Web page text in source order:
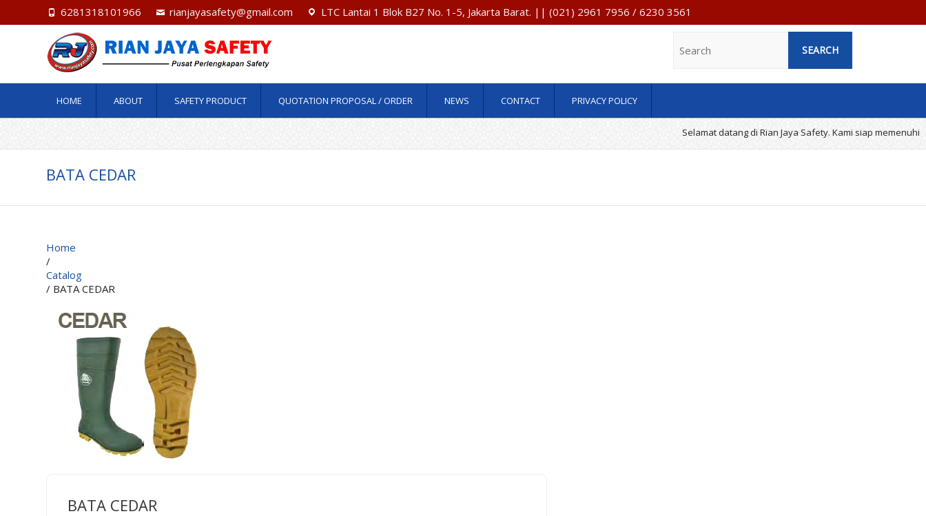
6281318101966 rianjayasafety@gmail.com
LTC Lantai 1 Blok B27 No. 1-5, Jakarta Barat. || (021) 2961 7956 / 6230 3561
HOME ABOUT SAFETY PRODUCT QUOTATION PROPOSAL / ORDER NEWS CONTACT PRIVACY POLICY
Selamat datang di Rian Jaya Safety. Kami siap memenuhi
BATA CEDAR
Home
/
Catalog
/ BATA CEDAR
BATA CEDAR